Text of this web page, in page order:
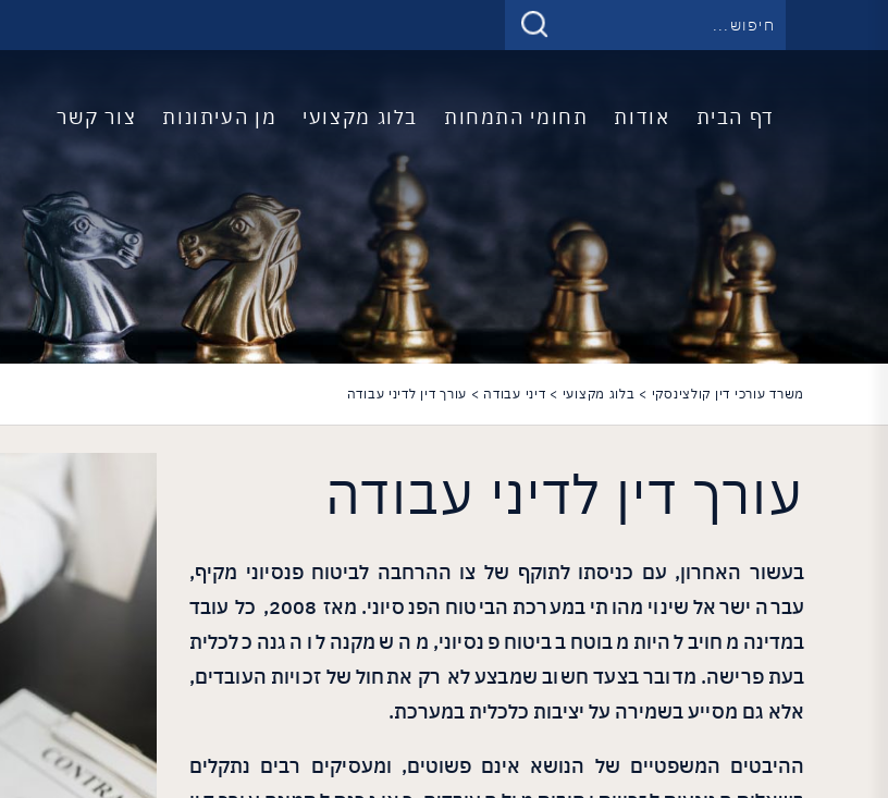
דף הבית אודות תחומי התמחות בלוג מקצועי מן העיתונות צור קשר
משרד עורכי דין קולצינסקי > בלוג מקצועי > דיני עבודה > עורך דין לדיני עבודה
עורך דין לדיני עבודה
בעשור האחרון, עם כניסתו לתוקף של צו ההרחבה לביטוח פנסיוני מקיף,
עברה ישראל שינוי מהותי במערכת הביטוח הפנסיוני. מאז 2008, כל עובד
במדינה מחויב להיות מבוטח בביטוח פנסיוני, מה שמקנה לו הגנה כלכלית
בעת פרישה. מדובר בצעד חשוב שמבצע לא רק אתחול של זכויות העובדים,
אלא גם מסייע בשמירה על יציבות כלכלית במערכת.
ההיבטים המשפטיים של הנושא אינם פשוטים, ומעסיקים רבים נתקלים